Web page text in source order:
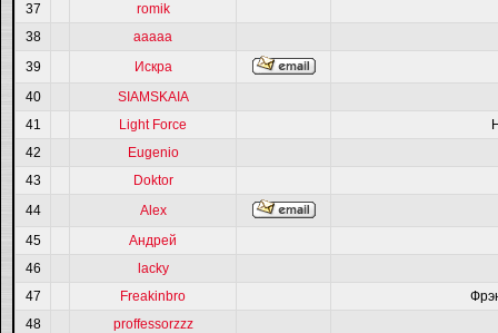
37
romik
38
ааааа
39
Искра
40
SIAMSKAIA
41
Light Force
42
Eugenio
43
Doktor
44
Alex
45
Андрей
46
lacky
47
Freakinbro
48
proffessorzzz